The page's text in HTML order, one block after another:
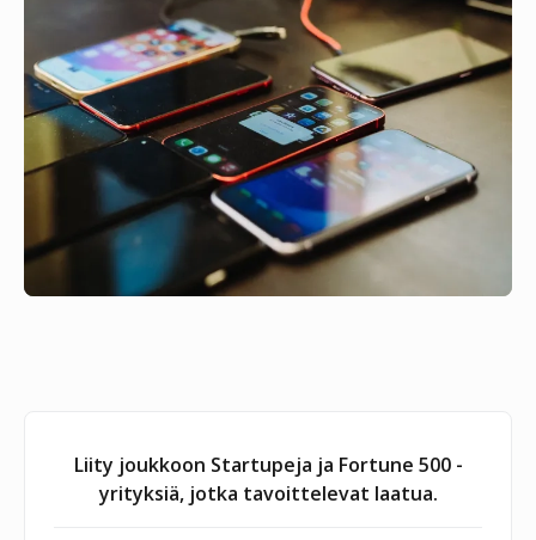
Liity joukkoon Startupeja ja Fortune 500 -
yrityksiä, jotka tavoittelevat laatua.